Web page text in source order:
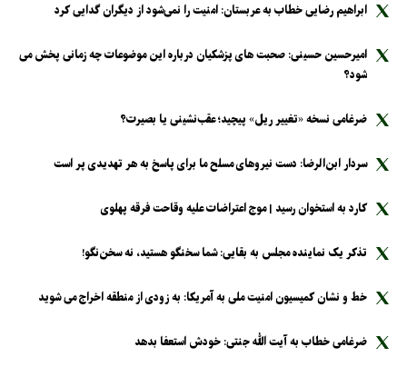
ابراهیم رضایی خطاب به عربستان: امنیت را نمی‌شود از دیگران گدایی کرد
امیرحسین حسینی: صحبت های پزشکیان درباره این موضوعات چه زمانی پخش می
شود؟
ضرغامی نسخه «تغییر ریل» پیچید؛ عقب‌نشینی یا بصیرت؟
سردار ابن‌الرضا: دست نیرو‌های مسلح ما برای پاسخ به هر تهدیدی پر است
کارد به استخوان رسید | موج اعتراضات علیه وقاحت فرقه پهلوی
تذکر یک نماینده مجلس به بقایی: شما سخنگو هستید، نه سخن‌نگو!
خط و نشان کمیسیون امنیت ملی به آمریکا: به زودی از منطقه اخراج می شوید
ضرغامی خطاب به آیت الله جنتی: خودش استعفا بدهد